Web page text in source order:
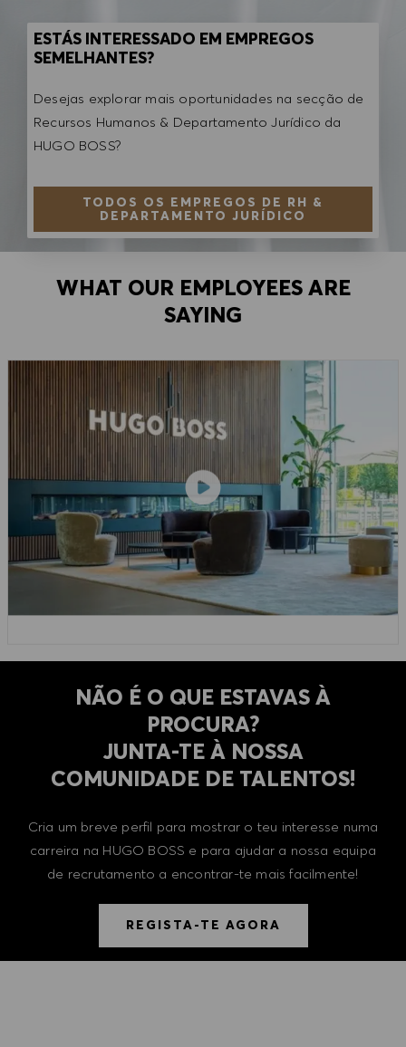
ESTÁS INTERESSADO EM EMPREGOS
SEMELHANTES?
Desejas explorar mais oportunidades na secção de
Recursos Humanos & Departamento Jurídico da
HUGO BOSS?
TODOS OS EMPREGOS DE RH &
DEPARTAMENTO JURÍDICO
WHAT OUR EMPLOYEES ARE
SAYING
NÃO É O QUE ESTAVAS À
PROCURA?
​​​​​​​JUNTA-TE À NOSSA
COMUNIDADE DE TALENTOS!
Cria um breve perfil para mostrar o teu interesse numa
carreira na HUGO BOSS e para ajudar a nossa equipa
de recrutamento a encontrar-te mais facilmente!
REGISTA-TE AGORA